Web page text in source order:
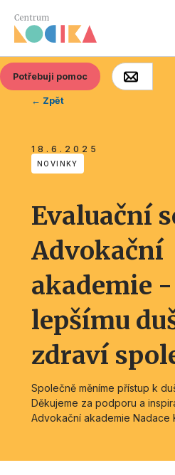
Potřebuji pomoc
← Zpět
18.6.2025
NOVINKY
Evaluační
Advokační
akademie
lepšímu
zdraví
Společně měníme přístup k
Děkujeme za podporu a
Advokační akademie Nadace